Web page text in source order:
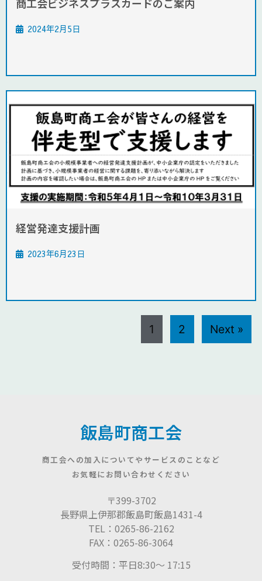
商工会ビジネスプラスカードのご案内
2024年2月5日
経営発達支援計画
2023年6月23日
1 2 Next »
飯島町商工会
商工会への加入についてやサービスのことなど
お気軽にお問い合わせください
〒399-3702
長野県上伊那郡飯島町飯島1431-4
TEL：0265-86-2162
FAX：0265-86-3064
受付時間：平日8:30〜 17:15